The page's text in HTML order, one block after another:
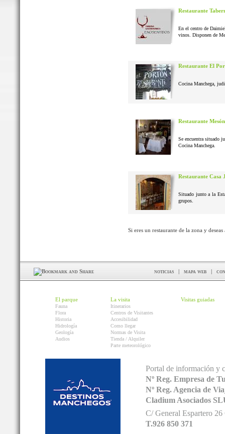
Restaurante
En el centro de
vinos. Disponen de
Restaurante El
Cocina Manchega,
Restaurante
Se encuentra situado
Cocina Manchega.
Restaurante Casa
Situado junto a la
grupos.
Si eres un restaurante de la zona y
noticias | mapa web |
El parque
Fauna
Flora
Historia
Hidrología
Geología
Audios
La visita
Itinerarios
Centros de Visitantes
Accesibilidad
Como llegar
Normas de Visita
Tienda / Alquiler
Parte meteorológico
Visitas guiadas
Portal de información y
Nº Reg. Empresa de
Nº Reg. Agencia de
Cladium Asociados
C/ General Espartero
T.926 850 371